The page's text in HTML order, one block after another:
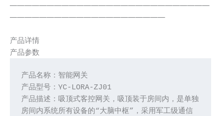
———————————————————————————
—————————————————————
产品详情
产品参数
产品名称：智能网关
产品型号：YC-LORA-ZJ01
产品描述：吸顶式客控网关，吸顶装于房间内，是单独
房间内系统所有设备的“大脑中枢”，采用军工级通信